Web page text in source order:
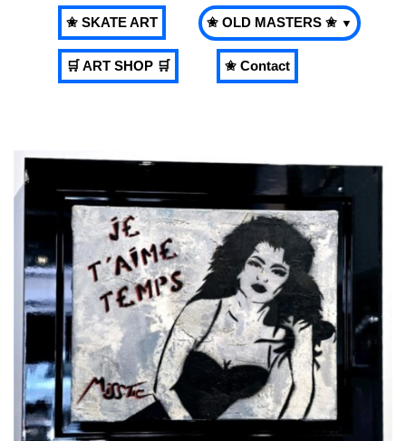
✬ SKATE ART ✬ OLD MASTERS ✬ ▼
🛒 ART SHOP 🛒 ✬ Contact